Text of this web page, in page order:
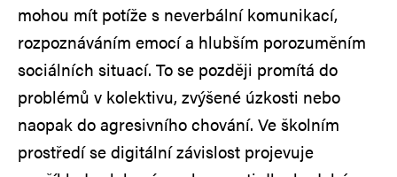
mohou mít potíže s neverbální komunikací,
rozpoznáváním emocí a hlubším porozuměním
sociálních situací. To se později promítá do
problémů v kolektivu, zvýšené úzkosti nebo
naopak do agresivního chování. Ve školním
prostředí se digitální závislost projevuje